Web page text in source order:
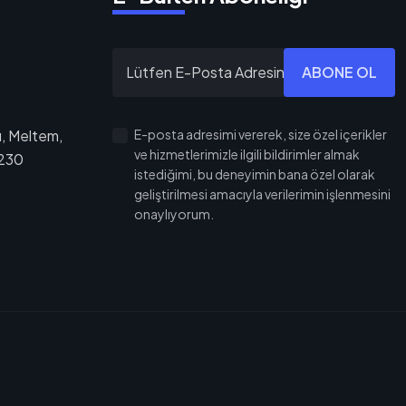
Meltem,
ABONE OL
E-posta adresimi vererek, size özel içerikler
ve hizmetlerimizle ilgili bildirimler almak
istediğimi, bu deneyimin bana özel olarak
geliştirilmesi amacıyla verilerimin işlenmesini
onaylıyorum.